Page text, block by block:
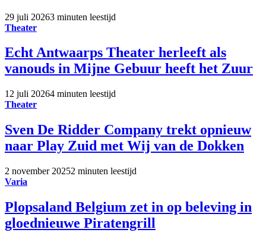
29 juli 20263 minuten leestijd
Theater
Echt Antwaarps Theater herleeft als
vanouds in Mijne Gebuur heeft het Zuur
12 juli 20264 minuten leestijd
Theater
Sven De Ridder Company trekt opnieuw
naar Play Zuid met Wij van de Dokken
2 november 20252 minuten leestijd
Varia
Plopsaland Belgium zet in op beleving in
gloednieuwe Piratengrill